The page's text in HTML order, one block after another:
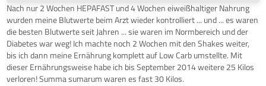
Nach nur 2 Wochen HEPAFAST und 4 Wochen eiweißhaltiger Nahrung
wurden meine Blutwerte beim Arzt wieder kontrolliert ... und ... es waren
die besten Blutwerte seit Jahren ... sie waren im Normbereich und der
Diabetes war weg! Ich machte noch 2 Wochen mit den Shakes weiter,
bis ich dann meine Ernährung komplett auf Low Carb umstellte. Mit
dieser Ernährungsweise habe ich bis September 2014 weitere 25 Kilos
verloren! Summa sumarum waren es fast 30 Kilos.